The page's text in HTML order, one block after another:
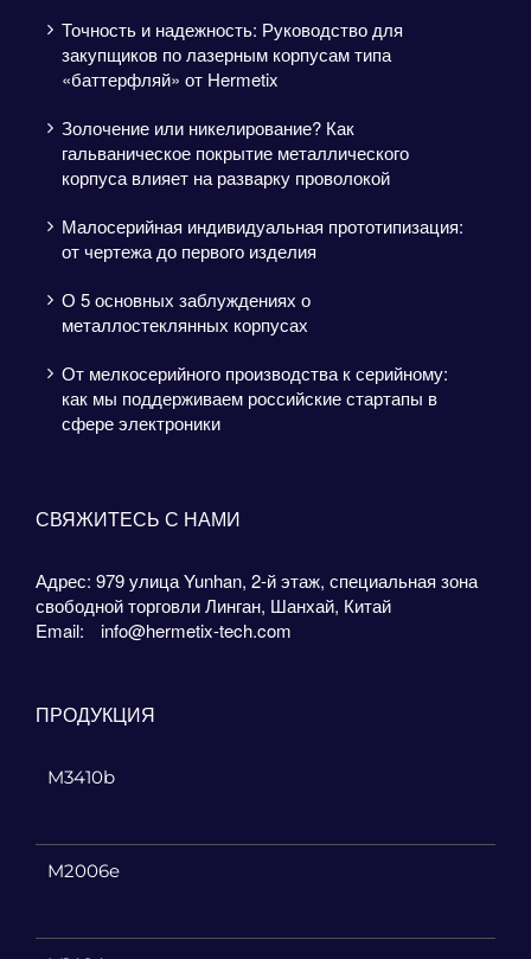
Точность и надежность: Руководство для
закупщиков по лазерным корпусам типа
«баттерфляй» от Hermetix
Золочение или никелирование? Как
гальваническое покрытие металлического
корпуса влияет на разварку проволокой
Малосерийная индивидуальная прототипизация:
от чертежа до первого изделия
О 5 основных заблуждениях о
металлостеклянных корпусах
От мелкосерийного производства к серийному:
как мы поддерживаем российские стартапы в
сфере электроники
СВЯЖИТЕСЬ С НАМИ
Адрес: 979 улица Yunhan, 2-й этаж, специальная зона
свободной торговли Линган, Шанхай, Китай
Email:
info@hermetix-tech.com
ПРОДУКЦИЯ
M3410b
M2006e